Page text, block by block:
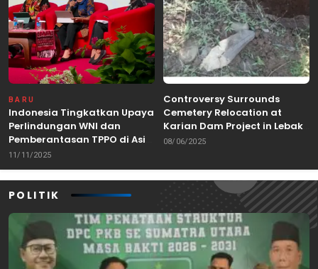
BARU
Indonesia Tingkatkan Upaya
Perlindungan WNI dan
Pemberantasan TPPO di Asia
Tenggara
11/11/2025
Controversy Surrounds
Cemetery Relocation at
Karian Dam Project in Lebak,
Banten
08/06/2025
POLITIK